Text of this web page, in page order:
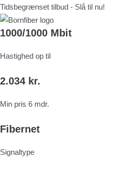
Tidsbegrænset tilbud - Slå til nu!
1000/1000 Mbit
Hastighed op til
2.034 kr.
Min pris 6 mdr.
Fibernet
Signaltype